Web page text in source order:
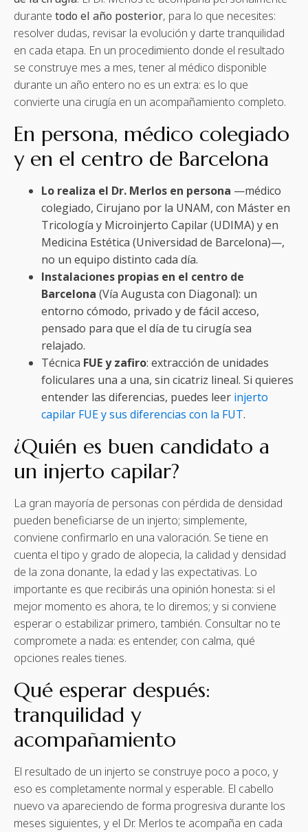
durante todo el año posterior, para lo que necesites:
resolver dudas, revisar la evolución y darte tranquilidad
en cada etapa. En un procedimiento donde el resultado
se construye mes a mes, tener al médico disponible
durante un año entero no es un extra: es lo que
convierte una cirugía en un acompañamiento completo.
En persona, médico colegiado
y en el centro de Barcelona
Lo realiza el Dr. Merlos en persona —médico
colegiado, Cirujano por la UNAM, con Máster en
Tricología y Microinjerto Capilar (UDIMA) y en
Medicina Estética (Universidad de Barcelona)—,
no un equipo distinto cada día.
Instalaciones propias en el centro de
Barcelona (Vía Augusta con Diagonal): un
entorno cómodo, privado y de fácil acceso,
pensado para que el día de tu cirugía sea
relajado.
Técnica FUE y zafiro: extracción de unidades
foliculares una a una, sin cicatriz lineal. Si quieres
entender las diferencias, puedes leer injerto
capilar FUE y sus diferencias con la FUT.
¿Quién es buen candidato a
un injerto capilar?
La gran mayoría de personas con pérdida de densidad
pueden beneficiarse de un injerto; simplemente,
conviene confirmarlo en una valoración. Se tiene en
cuenta el tipo y grado de alopecia, la calidad y densidad
de la zona donante, la edad y las expectativas. Lo
importante es que recibirás una opinión honesta: si el
mejor momento es ahora, te lo diremos; y si conviene
esperar o estabilizar primero, también. Consultar no te
compromete a nada: es entender, con calma, qué
opciones reales tienes.
Qué esperar después:
tranquilidad y
acompañamiento
El resultado de un injerto se construye poco a poco, y
eso es completamente normal y esperable. El cabello
nuevo va apareciendo de forma progresiva durante los
meses siguientes, y el Dr. Merlos te acompaña en cada